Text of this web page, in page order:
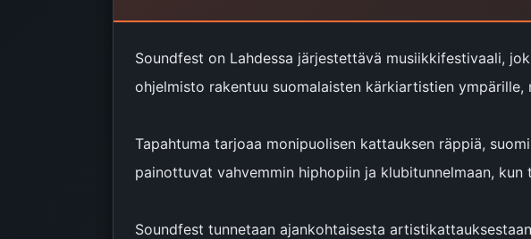
Soundfest on Lahdessa järjestettävä musiikkifestivaali,
ohjelmisto rakentuu suomalaisten kärkiartistien
Tapahtuma tarjoaa monipuolisen kattauksen räppiä,
painottuvat vahvemmin hiphopiin ja klubitunnelmaan,
Soundfest tunnetaan ajankohtaisesta